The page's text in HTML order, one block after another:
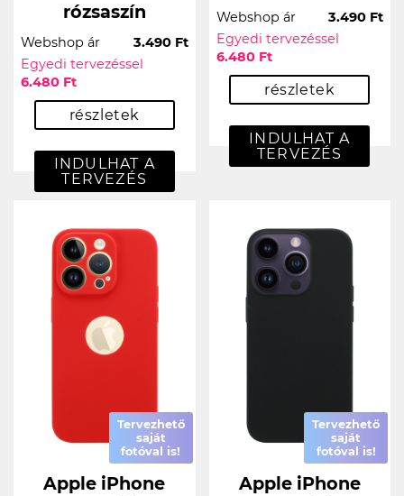
rózsaszín
Webshop ár
3.490 Ft
Egyedi tervezéssel
6.480 Ft
részletek
INDULHAT A
TERVEZÉS
Webshop ár
3.490 Ft
Egyedi tervezéssel
6.480 Ft
részletek
INDULHAT A
TERVEZÉS
Tervezhető
saját
fotóval is!
Apple iPhone
Tervezhető
saját
fotóval is!
Apple iPhone